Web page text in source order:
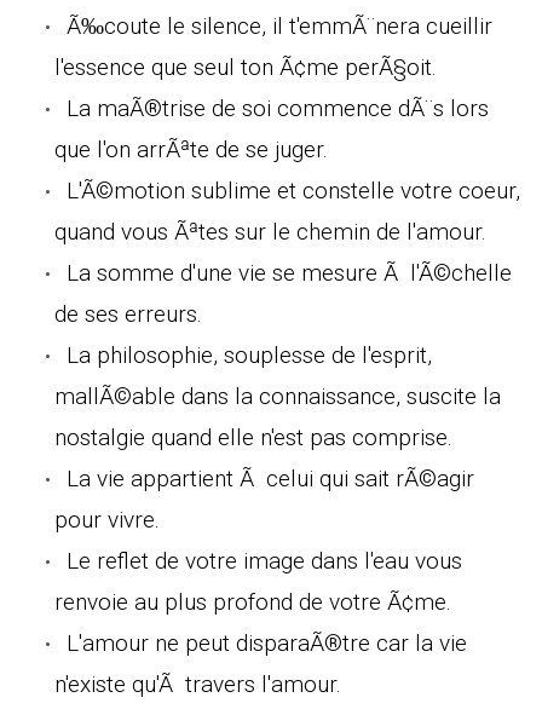
Ã‰coute le silence, il t'emmÃ¨nera cueillir
l'essence que seul ton Ã¢me perÃ§oit.
La maÃ®trise de soi commence dÃ¨s lors
que l'on arrÃªte de se juger.
L'Ã©motion sublime et constelle votre coeur,
quand vous Ãªtes sur le chemin de l'amour.
La somme d'une vie se mesure Ã l'Ã©chelle
de ses erreurs.
La philosophie, souplesse de l'esprit,
mallÃ©able dans la connaissance, suscite la
nostalgie quand elle n'est pas comprise.
La vie appartient Ã celui qui sait rÃ©agir
pour vivre.
Le reflet de votre image dans l'eau vous
renvoie au plus profond de votre Ã¢me.
L'amour ne peut disparaÃ®tre car la vie
n'existe qu'Ã travers l'amour.